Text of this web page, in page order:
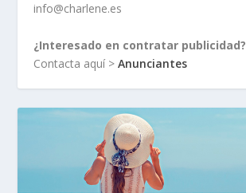
info@charlene.es
¿Interesado en contratar publicidad?
Contacta aquí >Anunciantes